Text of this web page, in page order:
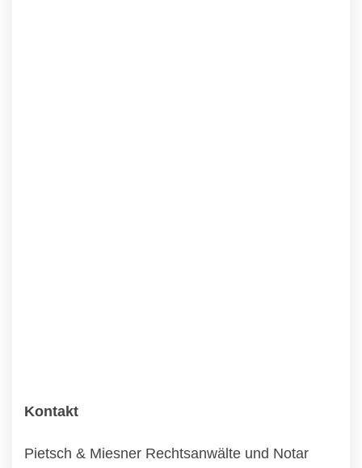
Kontakt
Pietsch & Miesner Rechtsanwälte und Notar